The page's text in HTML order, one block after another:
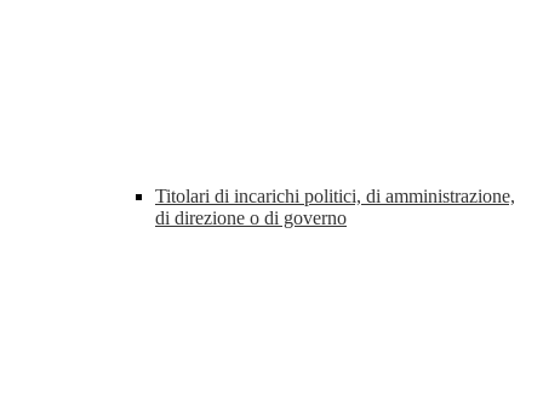
Titolari di incarichi politici, di amministrazione,
di direzione o di governo